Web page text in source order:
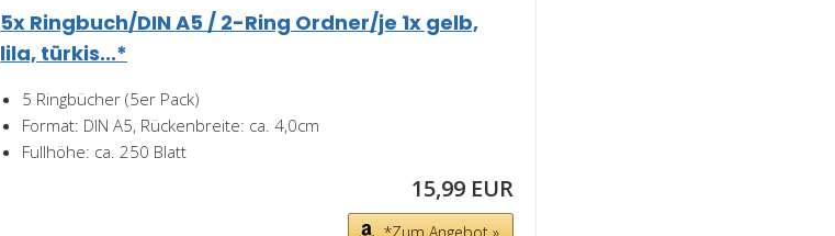
5x Ringbuch/DIN A5 / 2-Ring Ordner/je 1x gelb,
lila, türkis...*
5 Ringbücher (5er Pack)
Format: DIN A5, Rückenbreite: ca. 4,0cm
Fullhöhe: ca. 250 Blatt
15,99 EUR